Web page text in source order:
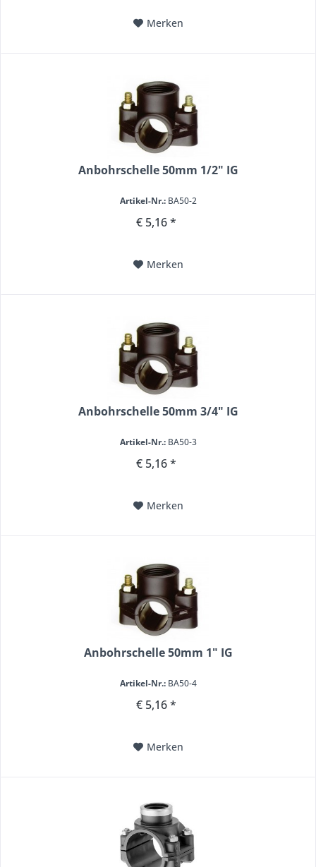
Merken
Anbohrschelle 50mm 1/2" IG
Artikel-Nr.:BA50-2
€ 5,16 *
Merken
Anbohrschelle 50mm 3/4" IG
Artikel-Nr.:BA50-3
€ 5,16 *
Merken
Anbohrschelle 50mm 1" IG
Artikel-Nr.:BA50-4
€ 5,16 *
Merken